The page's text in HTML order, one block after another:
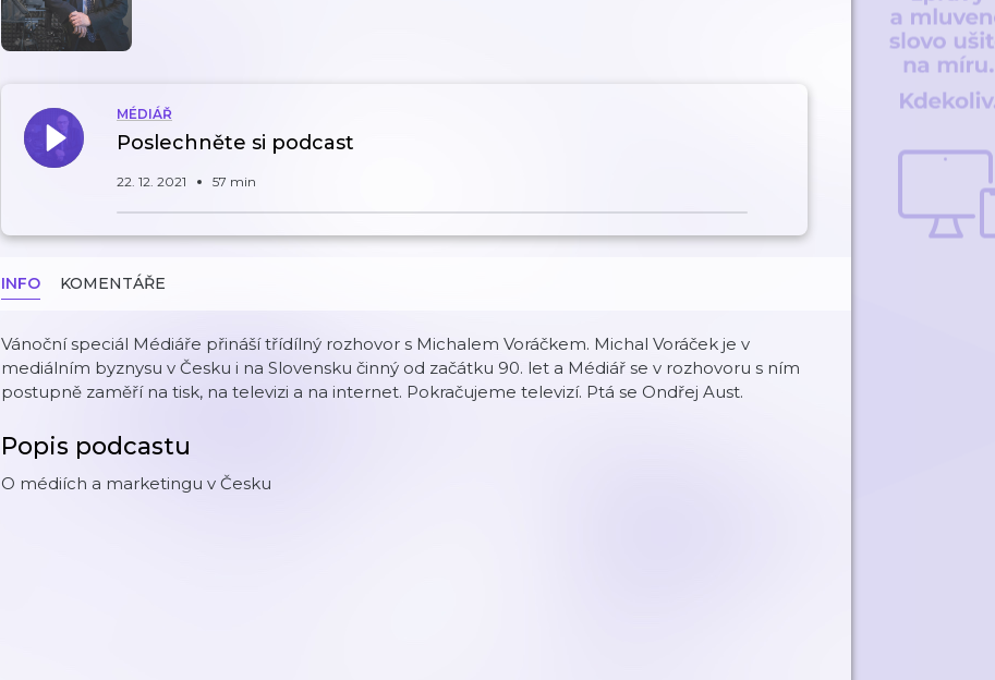
MÉDIÁŘ
Poslechněte si podcast
22. 12. 2021 57 min
INFO KOMENTÁŘE
Vánoční speciál Médiáře přináší třídílný rozhovor s Michalem Voráčkem. Michal Voráček je v
mediálním byznysu v Česku i na Slovensku činný od začátku 90. let a Médiář se v rozhovoru s ním
postupně zaměří na tisk, na televizi a na internet. Pokračujeme televizí. Ptá se Ondřej Aust.
Popis podcastu
O médiích a marketingu v Česku